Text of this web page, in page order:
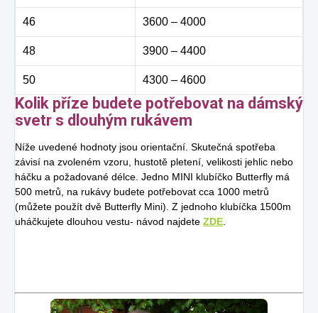
Kolik příze budete potřebovat na dámský
svetr s dlouhým rukávem
Níže uvedené hodnoty jsou orientační. Skutečná spotřeba
závisí na zvoleném vzoru, hustotě pletení, velikosti jehlic nebo
háčku a požadované délce. Jedno MINI klubíčko Butterfly má
500 metrů, na rukávy budete potřebovat cca 1000 metrů
(můžete použít dvě Butterfly Mini). Z jednoho klubíčka 1500m
uháčkujete dlouhou vestu- návod najdete ZDE.
46 3600 – 4000
48 3900 – 4400
50 4300 – 4600